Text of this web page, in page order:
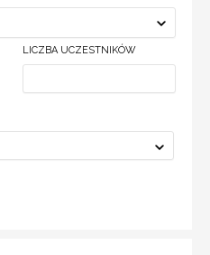
LICZBA UCZESTNIKÓW